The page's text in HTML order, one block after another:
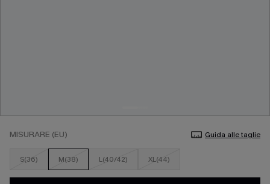
MISURARE (EU) Guida alle taglie
S(36) M(38) L(40/42) XL(44)